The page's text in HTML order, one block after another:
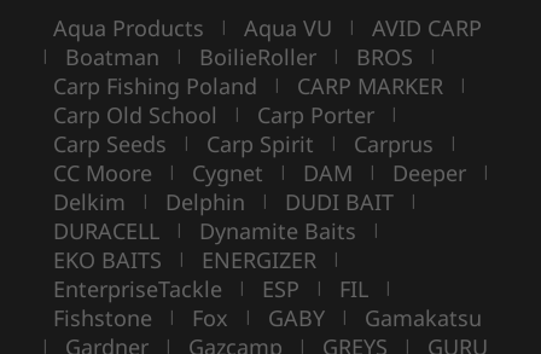
Aqua Products | Aqua VU | AVID CARP
| Boatman | BoilieRoller | BROS |
Carp Fishing Poland | CARP MARKER |
Carp Old School | Carp Porter |
Carp Seeds | Carp Spirit | Carprus |
CC Moore | Cygnet | DAM | Deeper |
Delkim | Delphin | DUDI BAIT |
DURACELL | Dynamite Baits |
EKO BAITS | ENERGIZER |
EnterpriseTackle | ESP | FIL |
Fishstone | Fox | GABY | Gamakatsu
| Gardner | Gazcamp | GREYS | GURU